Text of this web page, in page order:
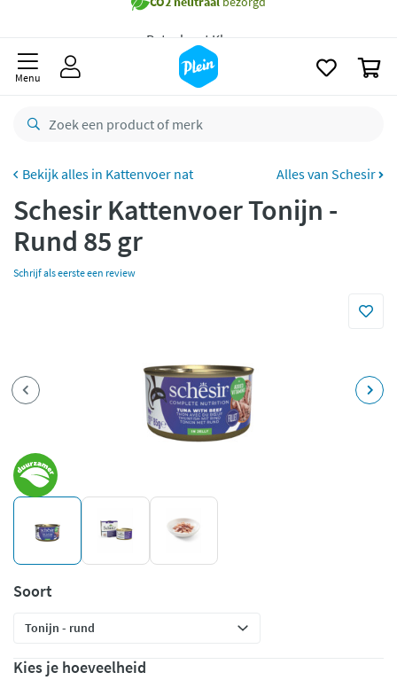
Gratisbezorging vanaf 35,- *
23.59u besteld,maandag
Gratis retourneren
Menu
Kattenvoer nat Alles van Schesir
Schesir Kattenvoer Tonijn -
Rund 85 gr
Schrijf als eerste een review
Soort
Kies je hoeveelheid